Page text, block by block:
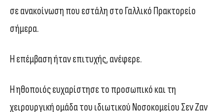
σε ανακοίνωση που εστάλη στο Γαλλικό Πρακτορείο
σήμερα.
Η επέμβαση ήταν επιτυχής, ανέφερε.
Η ηθοποιός ευχαρίστησε το προσωπικό και τη
χειρουργική ομάδα του ιδιωτικού Νοσοκομείου Σεν Ζαν